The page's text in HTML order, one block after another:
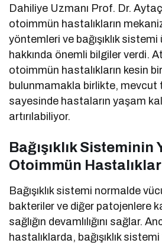
Dahiliye Uzmanı Prof. Dr.
otoimmün hastalıkların
yöntemleri ve bağışıklık
hakkında önemli bilgiler verdi.
otoimmün hastalıkların kesin
bulunmamakla birlikte, mevcut
sayesinde hastaların yaşam
artırılabiliyor.
Bağışıklık Sisteminin
Otoimmün
Bağışıklık sistemi normalde
bakteriler ve diğer patojenlere
sağlığın devamlılığını sağlar.
hastalıklarda, bağışıklık sistemi